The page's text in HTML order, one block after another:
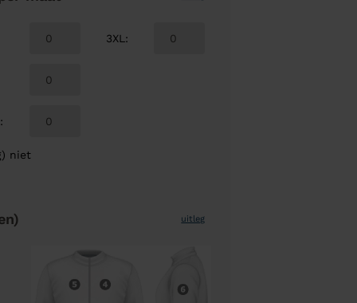
:
3XL :
niet
uitleg